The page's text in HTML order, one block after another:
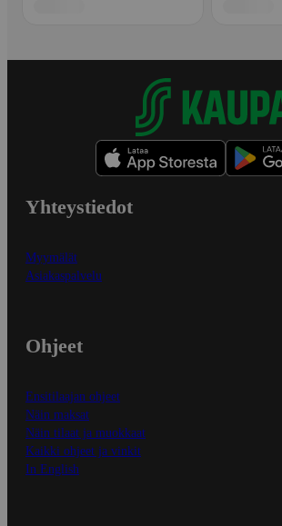
Yhteystiedot
Myymälät
Asiakaspalvelu
Ohjeet
Ensitilaajan ohjeet
Näin maksat
Näin tilaat ja muokkaat
Kaikki ohjeet ja vinkit
In English